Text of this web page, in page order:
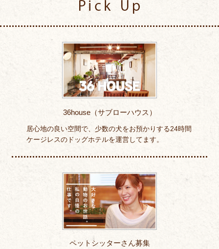
36house（サブローハウス）
居心地の良い空間で、少数の犬をお預かりする24時間
ケージレスのドッグホテルを運営してます。
ペットシッターさん募集